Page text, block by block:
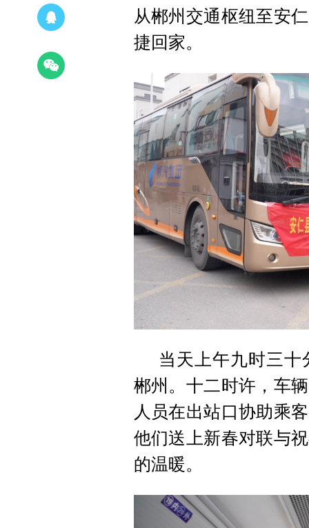
从郴州交通枢纽至安
捷回家。
当天上午九时三
郴州。十二时许，车
人员在出站口协助乘
他们送上新春对联与
的温暖。